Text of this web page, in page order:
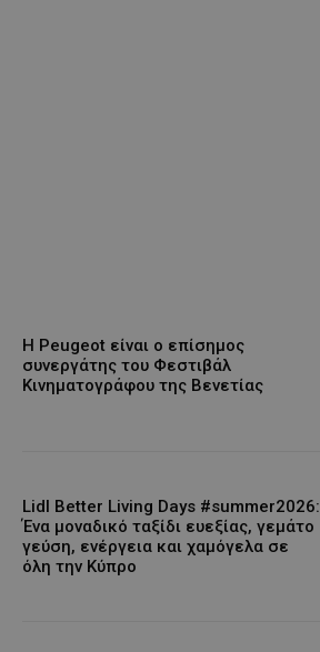
Η Peugeot είναι ο επίσημος
συνεργάτης του Φεστιβάλ
Κινηματογράφου της Βενετίας
Lidl Better Living Days #summer2026:
Ένα μοναδικό ταξίδι ευεξίας, γεμάτο
γεύση, ενέργεια και χαμόγελα σε
όλη την Κύπρο